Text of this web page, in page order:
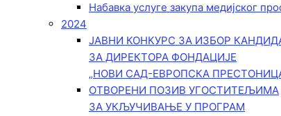
Набавка услуге закупа медијског
2024
ЈАВНИ КОНКУРС ЗА ИЗБОР
ЗА ДИРЕКТОРА ФОНДАЦИЈЕ
„НОВИ САД-ЕВРОПСКА
ОТВОРЕНИ ПОЗИВ УГОСТИТЕЉИМА
ЗА УКЉУЧИВАЊЕ У ПРОГРАМ